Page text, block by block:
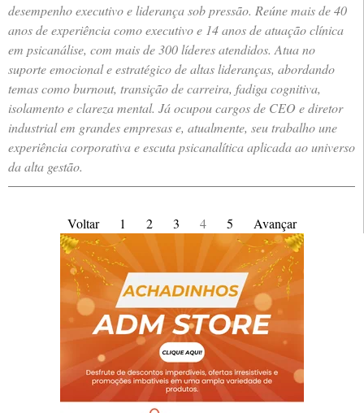
desempenho executivo e liderança sob pressão. Reúne mais de 40
anos de experiência como executivo e 14 anos de atuação clínica
em psicanálise, com mais de 300 líderes atendidos. Atua no
suporte emocional e estratégico de altas lideranças, abordando
temas como burnout, transição de carreira, fadiga cognitiva,
isolamento e clareza mental. Já ocupou cargos de CEO e diretor
industrial em grandes empresas e, atualmente, seu trabalho une
experiência corporativa e escuta psicanalítica aplicada ao universo
da alta gestão.
Voltar 1 2 3 4 5 Avançar